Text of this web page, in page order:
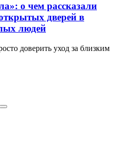
о чем рассказали
дверей в
людей
доверить уход за близким